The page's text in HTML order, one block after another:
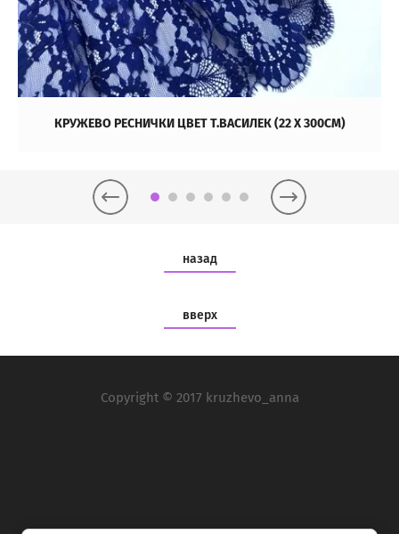
КРУЖЕВО РЕСНИЧКИ ЦВЕТ Т.ВАСИЛЕК (22 Х 300СМ)
назад
вверх
Copyright © 2017 kruzhevo_anna